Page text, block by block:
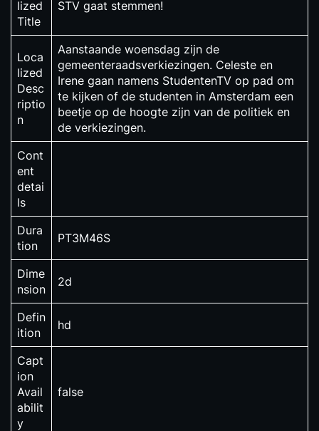
lized
Title
STV gaat stemmen!
Loca
lized
Desc
riptio
n
Aanstaande woensdag zijn de
gemeenteraadsverkiezingen. Celeste en
Irene gaan namens StudentenTV op pad om
te kijken of de studenten in Amsterdam een
beetje op de hoogte zijn van de politiek en
de verkiezingen.
Cont
ent
detai
ls
Dura
tion
PT3M46S
Dime
nsion
2d
Defin
ition
hd
Capt
ion
Avail
abilit
y
false